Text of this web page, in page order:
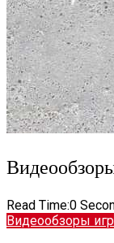
Read Time:0
Видеообзоры игр